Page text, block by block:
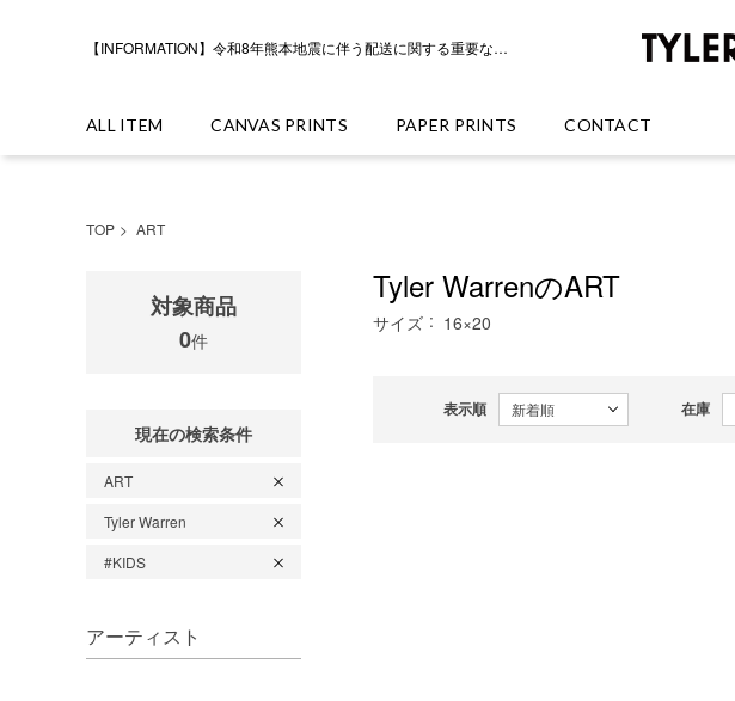
【INFORMATION】令和8年熊本地震に伴う配送に関する重要なお知らせ
ALL ITEM CANVAS PRINTS PAPER PRINTS CONTACT
TOP ART
対象商品
0件
現在の検索条件
ART
Tyler Warren
#KIDS
アーティスト
Tyler WarrenのART
サイズ 16×20
表示順 在庫